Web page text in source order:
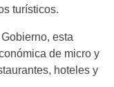
turísticos.
esta
de micro y
hoteles y